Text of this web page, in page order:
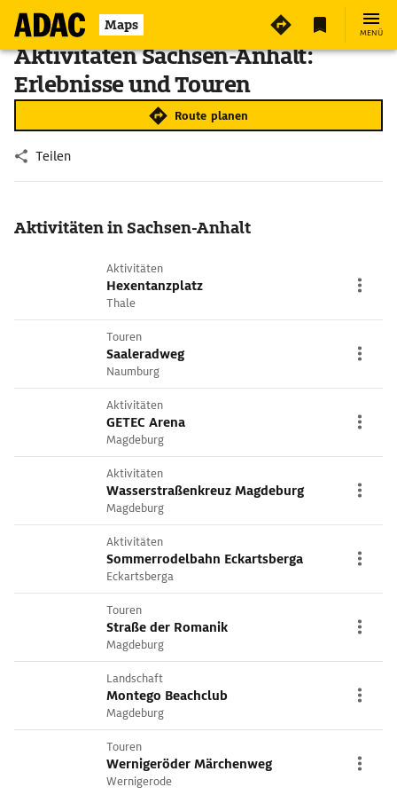
Maps MENÜ
Aktivitäten Sachsen-Anhalt:
Erlebnisse und Touren
Route planen
Teilen
Aktivitäten in Sachsen-Anhalt
Aktivitäten
Hexentanzplatz
Thale
Touren
Saaleradweg
Naumburg
Aktivitäten
GETEC Arena
Magdeburg
Aktivitäten
Wasserstraßenkreuz Magdeburg
Magdeburg
Aktivitäten
Sommerrodelbahn Eckartsberga
Eckartsberga
Touren
Straße der Romanik
Magdeburg
Landschaft
Montego Beachclub
Magdeburg
Touren
Wernigeröder Märchenweg
Wernigerode